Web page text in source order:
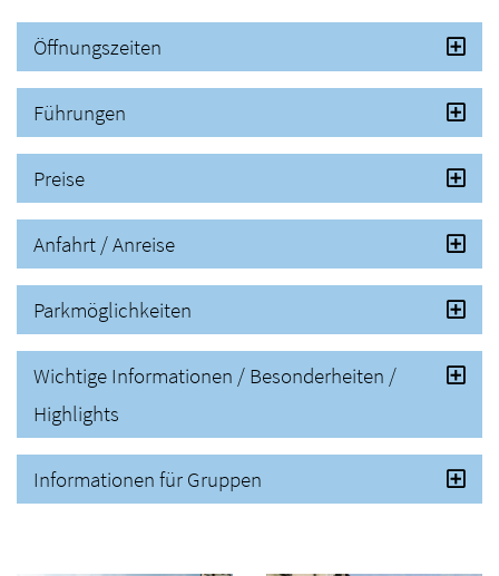
Öffnungszeiten
Führungen
Preise
Anfahrt / Anreise
Parkmöglichkeiten
Wichtige Informationen / Besonderheiten /
Highlights
Informationen für Gruppen